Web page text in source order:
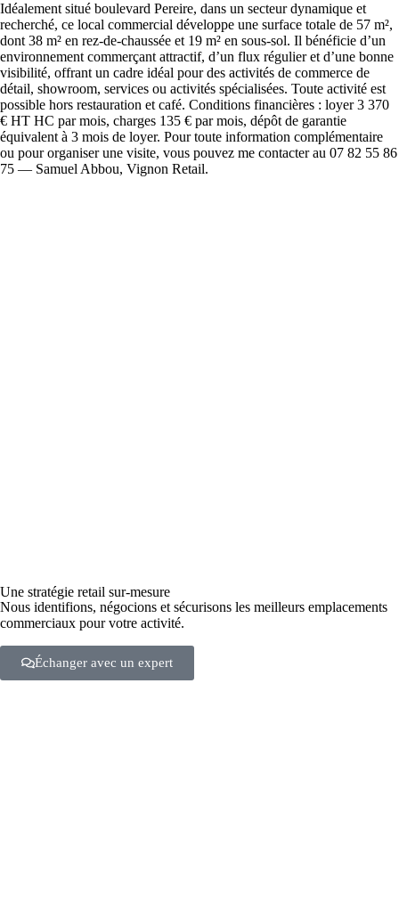
Idéalement situé boulevard Pereire, dans un secteur dynamique et
recherché, ce local commercial développe une surface totale de 57 m²,
dont 38 m² en rez-de-chaussée et 19 m² en sous-sol. Il bénéficie d’un
environnement commerçant attractif, d’un flux régulier et d’une bonne
visibilité, offrant un cadre idéal pour des activités de commerce de
détail, showroom, services ou activités spécialisées. Toute activité est
possible hors restauration et café. Conditions financières : loyer 3 370
€ HT HC par mois, charges 135 € par mois, dépôt de garantie
équivalent à 3 mois de loyer. Pour toute information complémentaire
ou pour organiser une visite, vous pouvez me contacter au 07 82 55 86
75 — Samuel Abbou, Vignon Retail.
Une stratégie retail sur-mesure
Nous identifions, négocions et sécurisons les meilleurs emplacements
commerciaux pour votre activité.
Échanger avec un expert